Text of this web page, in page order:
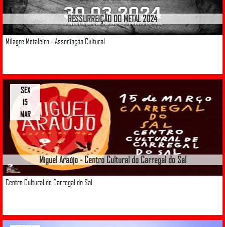
RESSURREIÇÃO DO METAL 2024
Milagre Metaleiro - Associação Cultural
Miguel Araújo - Centro Cultural do Carregal do Sal
Centro Cultural de Carregal do Sal
SEX
15
MAR